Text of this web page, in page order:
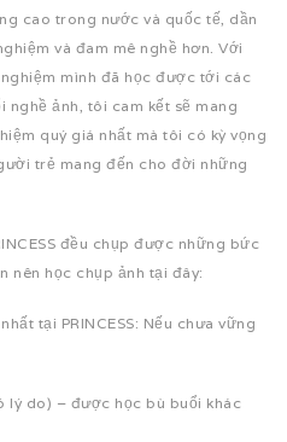
cao trong nước và quốc tế, dần
và đam mê nghề hơn. Với
mình đã học được tới các
nghề ảnh, tôi cam kết sẽ mang
quý giá nhất mà tôi có kỳ vọng
trẻ mang đến cho đời những
đều chụp được những bức
nên học chụp ảnh tại đây:
tại PRINCESS: Nếu chưa vững
lý do) – được học bù buổi khác